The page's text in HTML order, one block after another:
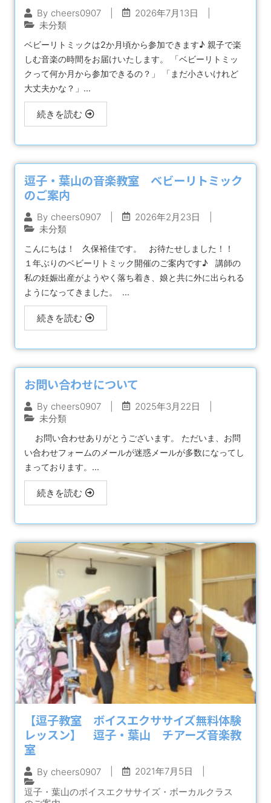
By cheers0907 2026年7月13日
未分類
ベビーリトミックは2か月頃から参加できます♪ 親子で楽
しむ音楽の時間をお届けいたします。 「ベビーリトミッ
クって何か月から参加できるの？」 「まだ小さいけれど
大丈夫かな？」...
続きを読む
逗子・葉山の音楽教室 ベビーリトミック
のご案内
By cheers0907 2026年2月23日
未分類
こんにちは！ 久保裕佳です。 お待たせしました！！
１年ぶりのベビーリトミック開催のご案内です♪ 講師の
私の妊娠出産がようやく落ち着き、娘と共に外に出られる
ようになってきました。 ...
続きを読む
お問い合わせについて
By cheers0907 2025年3月22日
未分類
お問い合わせありがとうございます。 ただいま、お問
い合わせフォームのメールが迷惑メールが多数になってし
まっております。...
続きを読む
【逗子教室 ボイスエクササイズ無料体験
レッスン】 逗子・葉山 チアーズ音楽教
室
By cheers0907 2021年7月5日
逗子・葉山のボイスエクササイズ・ボーカルクラス